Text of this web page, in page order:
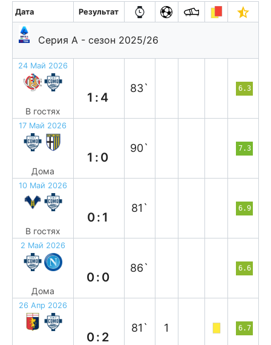
Дата Результат
Серия А - сезон 2025/26
24 Май 2026
В гостях
1:4
83` 6.3
17 Май 2026
Дома
1:0
90` 7.3
10 Май 2026
В гостях
0:1
81` 6.9
2 Май 2026
Дома
0:0
86` 6.6
26 Апр 2026
0:2
81` 1 6.7